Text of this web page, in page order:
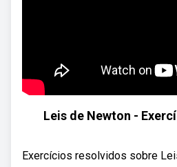
Leis de Newton -
Exercícios resolvidos sobre